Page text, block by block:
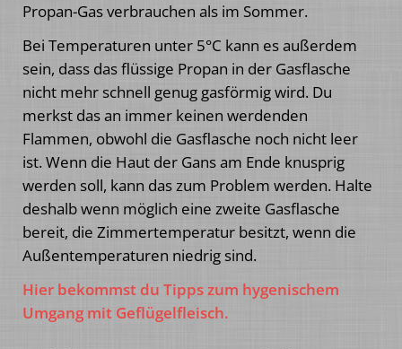
Propan-Gas verbrauchen als im Sommer.
Bei Temperaturen unter 5°C kann es außerdem
sein, dass das flüssige Propan in der Gasflasche
nicht mehr schnell genug gasförmig wird. Du
merkst das an immer keinen werdenden
Flammen, obwohl die Gasflasche noch nicht leer
ist. Wenn die Haut der Gans am Ende knusprig
werden soll, kann das zum Problem werden. Halte
deshalb wenn möglich eine zweite Gasflasche
bereit, die Zimmertemperatur besitzt, wenn die
Außentemperaturen niedrig sind.
Hier bekommst du Tipps zum hygenischem
Umgang mit Geflügelfleisch.